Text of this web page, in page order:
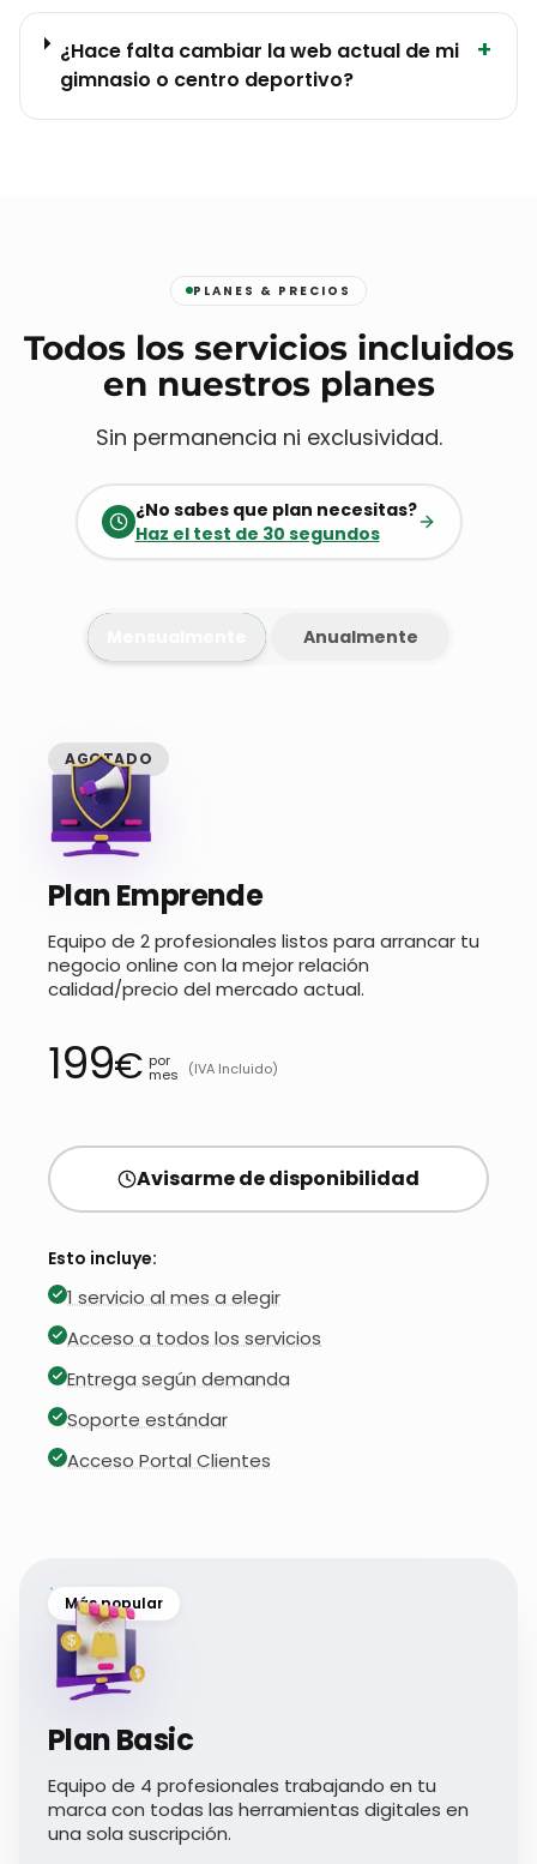
¿Hace falta cambiar la web actual de mi
gimnasio o centro deportivo?
+
PLANES & PRECIOS
Todos los servicios incluidos
en nuestros planes
Sin permanencia ni exclusividad.
¿No sabes que plan necesitas?
Haz el test de 30 segundos
Anualmente
AGOTADO
Plan Emprende
Equipo de 2 profesionales listos para arrancar tu
negocio online con la mejor relación
calidad/precio del mercado actual.
199€ por
mes (IVA Incluido)
Avisarme de disponibilidad
Esto incluye:
1 servicio al mes a elegir
Acceso a todos los servicios
Entrega según demanda
Soporte estándar
Acceso Portal Clientes
Más popular
Plan Basic
Equipo de 4 profesionales trabajando en tu
marca con todas las herramientas digitales en
una sola suscripción.